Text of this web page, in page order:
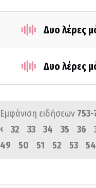
Δυο λέρες
Δυο λέρες
Εμφάνιση ειδήσεων
‹
32 33 34 35 36
49
50 51 52 53 54